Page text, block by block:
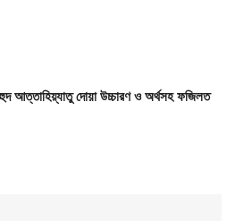
আত্তাহিয়্যাতু দোয়া উচ্চারণ ও অর্থসহ ফজিলত